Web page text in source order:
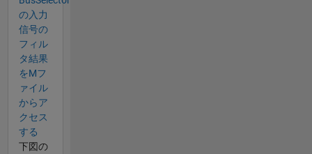
の入力
信号の
フィル
タ結果
をMフ
ァイル
からア
クセス
する
下図の